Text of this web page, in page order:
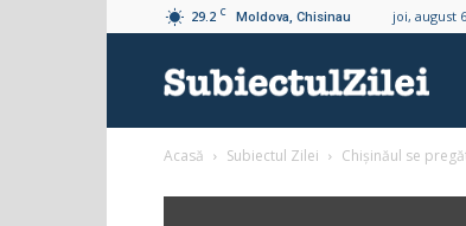
29.2 C Moldova, Chisinau joi, august
Acasă Subiectul Zilei Chișinăul se